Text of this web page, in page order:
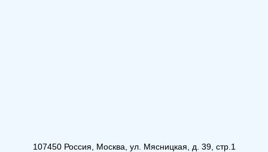
107450 Россия, Москва, ул. Мясницкая, д. 39, стр.1